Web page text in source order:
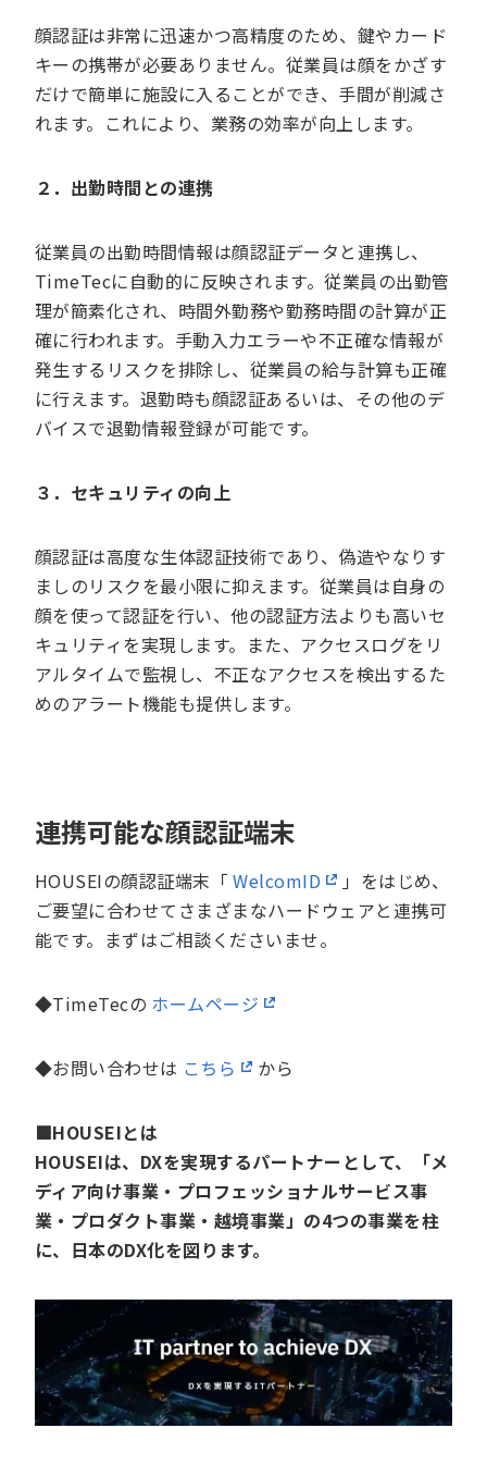
顔認証は非常に迅速かつ高精度のため、鍵やカード
キーの携帯が必要ありません。従業員は顔をかざす
だけで簡単に施設に入ることができ、手間が削減さ
れます。これにより、業務の効率が向上します。
２．出勤時間との連携
従業員の出勤時間情報は顔認証データと連携し、
TimeTecに自動的に反映されます。従業員の出勤管
理が簡素化され、時間外勤務や勤務時間の計算が正
確に行われます。手動入力エラーや不正確な情報が
発生するリスクを排除し、従業員の給与計算も正確
に行えます。退勤時も顔認証あるいは、その他のデ
バイスで退勤情報登録が可能です。
３．セキュリティの向上
顔認証は高度な生体認証技術であり、偽造やなりす
ましのリスクを最小限に抑えます。従業員は自身の
顔を使って認証を行い、他の認証方法よりも高いセ
キュリティを実現します。また、アクセスログをリ
アルタイムで監視し、不正なアクセスを検出するた
めのアラート機能も提供します。
連携可能な顔認証端末
HOUSEIの顔認証端末「 WelcomID
」をはじめ、
ご要望に合わせてさまざまなハードウェアと連携可
能です。まずはご相談くださいませ。
◆TimeTecの ホームページ
◆お問い合わせは こちら から
■HOUSEIとは
HOUSEIは、DXを実現するパートナーとして、「メ
ディア向け事業・プロフェッショナルサービス事
業・プロダクト事業・越境事業」の4つの事業を柱
に、日本のDX化を図ります。